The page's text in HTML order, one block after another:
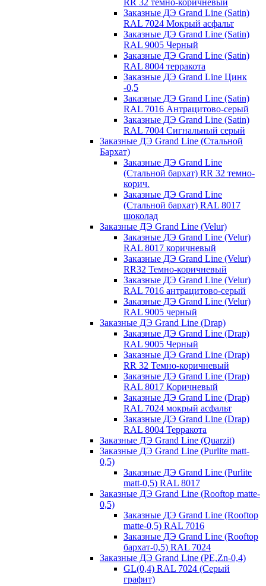
Заказные ДЭ Grand Line (Satin)
RAL 7024 Мокрый асфальт
Заказные ДЭ Grand Line (Satin)
RAL 9005 Черный
Заказные ДЭ Grand Line (Satin)
RAL 8004 терракота
Заказные ДЭ Grand Line Цинк
-0,5
Заказные ДЭ Grand Line (Satin)
RAL 7016 Антрацитово-серый
Заказные ДЭ Grand Line (Satin)
RAL 7004 Сигнальный серый
Заказные ДЭ Grand Line (Стальной
Бархат)
Заказные ДЭ Grand Line
(Стальной бархат) RR 32 темно-
корич.
Заказные ДЭ Grand Line
(Стальной бархат) RAL 8017
шоколад
Заказные ДЭ Grand Line (Velur)
Заказные ДЭ Grand Line (Velur)
RAL 8017 коричневый
Заказные ДЭ Grand Line (Velur)
RR32 Темно-коричневый
Заказные ДЭ Grand Line (Velur)
RAL 7016 антрацитово-серый
Заказные ДЭ Grand Line (Velur)
RAL 9005 черный
Заказные ДЭ Grand Line (Drap)
Заказные ДЭ Grand Line (Drap)
RAL 9005 Черный
Заказные ДЭ Grand Line (Drap)
RR 32 Темно-коричневый
Заказные ДЭ Grand Line (Drap)
RAL 8017 Коричневый
Заказные ДЭ Grand Line (Drap)
RAL 7024 мокрый асфальт
Заказные ДЭ Grand Line (Drap)
RAL 8004 Терракота
Заказные ДЭ Grand Line (Quarzit)
Заказные ДЭ Grand Line (Purlite matt-
0,5)
Заказные ДЭ Grand Line (Purlite
matt-0,5) RAL 8017
Заказные ДЭ Grand Line (Rooftop matte-
0,5)
Заказные ДЭ Grand Line (Rooftop
matte-0,5) RAL 7016
Заказные ДЭ Grand Line (Rooftop
бархат-0,5) RAL 7024
Заказные ДЭ Grand Line (PE,Zn-0,4)
GL(0,4) RAL 7024 (Серый
графит)